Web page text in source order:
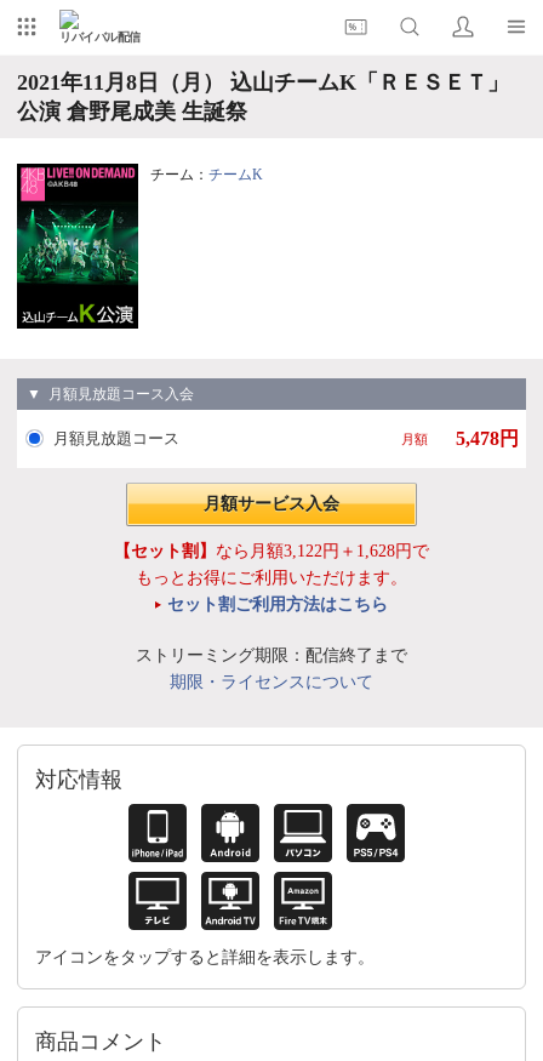
リバイバル配信
2021年11月8日（月） 込山チームK「ＲＥＳＥＴ」
公演 倉野尾成美 生誕祭
チーム： チームK
▼ 月額見放題コース入会
月額見放題コース 月額 5,478円
月額サービス入会
【セット割】 なら月額3,122円＋1,628円で
もっとお得にご利用いただけます。
セット割ご利用方法はこちら
ストリーミング期限：配信終了まで
期限・ライセンスについて
対応情報
アイコンをタップすると詳細を表示します。
商品コメント